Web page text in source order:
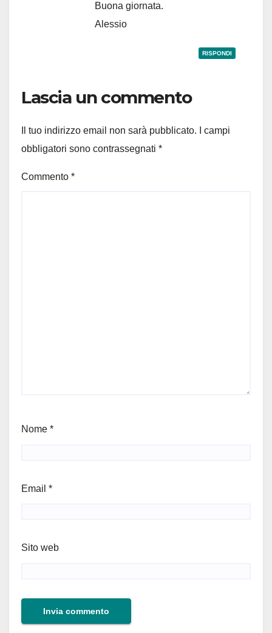
Buona giornata.
Alessio
RISPONDI
Lascia un commento
Il tuo indirizzo email non sarà pubblicato.
I campi
obbligatori sono contrassegnati *
Commento *
Nome *
Email *
Sito web